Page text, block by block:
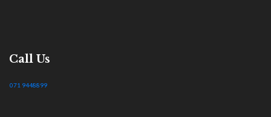
Call Us
071 9448899